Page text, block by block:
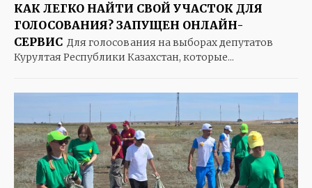
ПОЛИТИКА
ПРОИСШЕСТВИЯ
ЭКОНОМИКА
ЗДОРОВЬЕ
КУЛЬТУРА
ЭКСКЛЮЗИВ
В МИРЕ
БАБУШКИНЫ СКАЗКИ
КАК ЛЕГКО НАЙТИ СВОЙ УЧАСТОК ДЛЯ
ГОЛОСОВАНИЯ? ЗАПУЩЕН ОНЛАЙН-
СЕРВИС Для голосования на выборах депутатов
Курултая Республики Казахстан, которые...